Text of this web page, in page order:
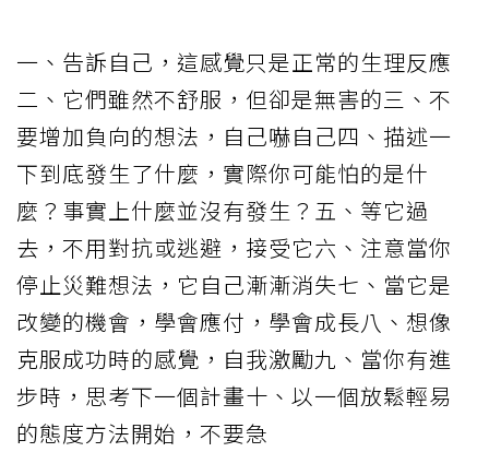
一、告訴自己，這感覺只是正常的生理反應
二、它們雖然不舒服，但卻是無害的三、不
要增加負向的想法，自己嚇自己四、描述一
下到底發生了什麼，實際你可能怕的是什
麼？事實上什麼並沒有發生？五、等它過
去，不用對抗或逃避，接受它六、注意當你
停止災難想法，它自己漸漸消失七、當它是
改變的機會，學會應付，學會成長八、想像
克服成功時的感覺，自我激勵九、當你有進
步時，思考下一個計畫十、以一個放鬆輕易
的態度方法開始，不要急